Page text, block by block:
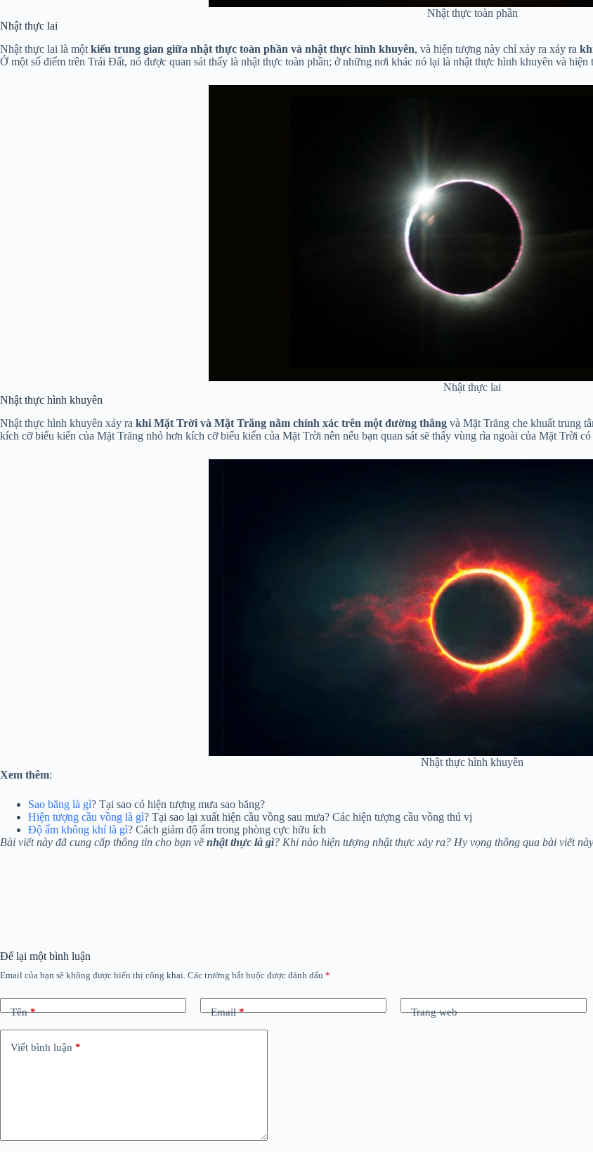
Nhật thực toàn phần
Nhật thực lai
Nhật thực lai là một kiểu trung gian giữa nhật thực toàn phần và nhật thực hình khuyên, và hiện tượng này chỉ xảy ra xảy ra
Ở một số điểm trên Trái Đất, nó được quan sát thấy là nhật thực toàn phần; ở những nơi khác nó lại là nhật thực hình khuyên và
Nhật thực lai
Nhật thực hình khuyên
Nhật thực hình khuyên xảy ra khi Mặt Trời và Mặt Trăng nằm chính xác trên một đường thẳng và Mặt Trăng che khuất trung
kích cỡ biểu kiến của Mặt Trăng nhỏ hơn kích cỡ biểu kiến của Mặt Trời nên nếu bạn quan sát sẽ thấy vùng rìa ngoài của Mặt Trời
Nhật thực hình khuyên
Xem thêm:
Sao băng là gì? Tại sao có hiện tượng mưa sao băng?
Hiện tượng cầu vồng là gì? Tại sao lại xuất hiện cầu vồng sau mưa? Các hiện tượng cầu vồng thú vị
Độ ẩm không khí là gì? Cách giảm độ ẩm trong phòng cực hữu ích
Bài viết này đã cung cấp thông tin cho bạn về nhật thực là gì? Khi nào hiện tượng nhật thực xảy ra? Hy vọng thông qua bài viết
Để lại một bình luận
Email của bạn sẽ không được hiển thị công khai. Các trường bắt buộc được đánh dấu *
Tên* Email* Trang web
Viết bình luận *